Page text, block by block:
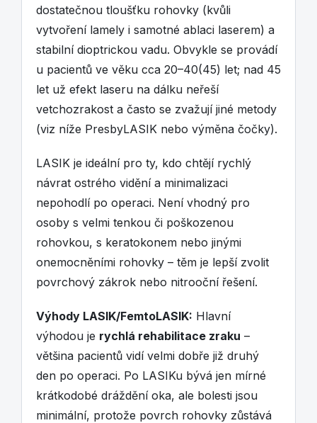
dostatečnou tloušťku rohovky (kvůli
vytvoření lamely i samotné ablaci laserem) a
stabilní dioptrickou vadu. Obvykle se provádí
u pacientů ve věku cca 20–40(45) let; nad 45
let už efekt laseru na dálku neřeší
vetchozrakost a často se zvažují jiné metody
(viz níže PresbyLASIK nebo výměna čočky).
LASIK je ideální pro ty, kdo chtějí rychlý
návrat ostrého vidění a minimalizaci
nepohodlí po operaci. Není vhodný pro
osoby s velmi tenkou či poškozenou
rohovkou, s keratokonem nebo jinými
onemocněními rohovky – těm je lepší zvolit
povrchový zákrok nebo nitrooční řešení.
Výhody LASIK/FemtoLASIK: Hlavní
výhodou je rychlá rehabilitace zraku –
většina pacientů vidí velmi dobře již druhý
den po operaci. Po LASIKu bývá jen mírné
krátkodobé dráždění oka, ale bolesti jsou
minimální, protože povrch rohovky zůstává